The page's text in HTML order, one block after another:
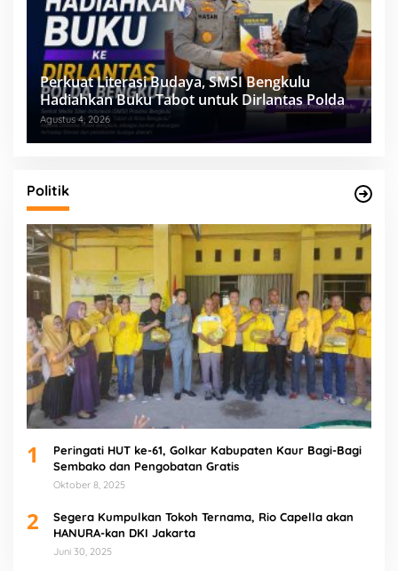
Perkuat Literasi Budaya, SMSI Bengkulu
Hadiahkan Buku Tabot untuk Dirlantas Polda
Agustus 4, 2026
Politik
1
Peringati HUT ke-61, Golkar Kabupaten Kaur Bagi-Bagi
Sembako dan Pengobatan Gratis
Oktober 8, 2025
2
Segera Kumpulkan Tokoh Ternama, Rio Capella akan
HANURA-kan DKI Jakarta
Juni 30, 2025